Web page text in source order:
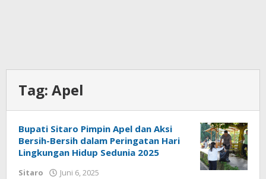
Tag: Apel
Bupati Sitaro Pimpin Apel dan Aksi
Bersih-Bersih dalam Peringatan Hari
Lingkungan Hidup Sedunia 2025
Sitaro Juni 6, 2025